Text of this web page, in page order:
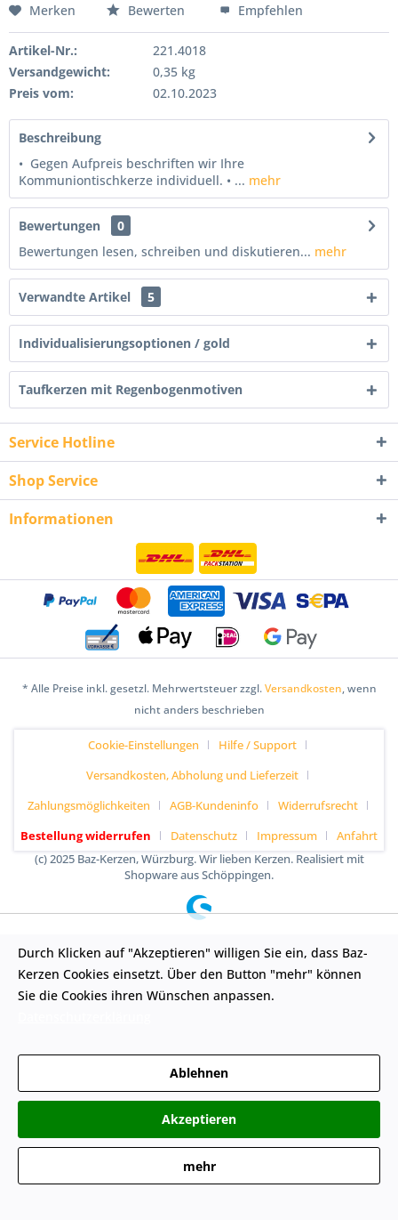
Merken Bewerten Empfehlen
Artikel-Nr.:
221.4018
Versandgewicht:
0,35 kg
Preis vom:
02.10.2023
Beschreibung
• Gegen Aufpreis beschriften wir Ihre
Kommuniontischkerze individuell. • ... mehr
Bewertungen
0
Bewertungen lesen, schreiben und diskutieren... mehr
Verwandte Artikel 5
Individualisierungsoptionen / gold
Taufkerzen mit Regenbogenmotiven
Service Hotline
Shop Service
Informationen
* Alle Preise inkl. gesetzl. Mehrwertsteuer zzgl.Versandkosten, wenn
nicht anders beschrieben
Cookie-Einstellungen
Hilfe / Support
Versandkosten, Abholung und Lieferzeit
Zahlungsmöglichkeiten
AGB-Kundeninfo
Widerrufsrecht
Bestellung widerrufen
Datenschutz Impressum
Anfahrt
(c) 2025 Baz-Kerzen, Würzburg. Wir lieben Kerzen. Realisiert mit
Shopware aus Schöppingen.
Durch Klicken auf "Akzeptieren" willigen Sie ein, dass Baz-
Kerzen Cookies einsetzt. Über den Button "mehr" können
Sie die Cookies ihren Wünschen anpassen.
Ablehnen
Akzeptieren
mehr